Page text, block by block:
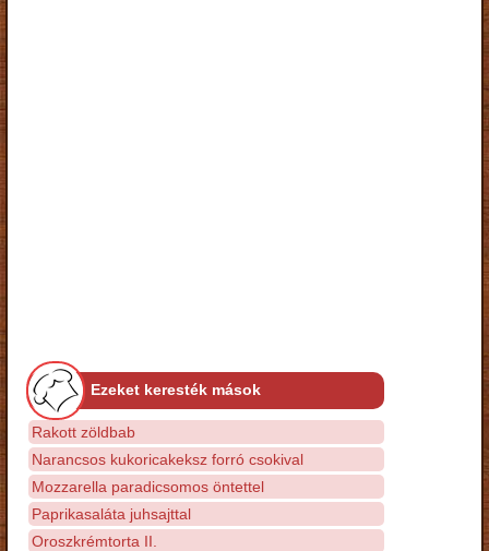
Ezeket keresték mások
Rakott zöldbab
Narancsos kukoricakeksz forró csokival
Mozzarella paradicsomos öntettel
Paprikasaláta juhsajttal
Oroszkrémtorta II.